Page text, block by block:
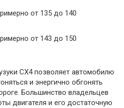
от 135 до 140
от 143 до 150
СХ4 позволяет автомобилю
и энергично обгонять
Большинство владельцев
двигателя и его достаточную